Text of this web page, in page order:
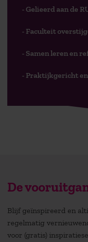
- Gelieerd aan de
- Faculteit
- Samen leren en
- Praktijkgericht
De
Blijf geïnspireerd en
regelmatig
voor (gratis)